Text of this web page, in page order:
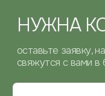
КОНТАКТНАЯ
ИНФОРМАЦИЯ